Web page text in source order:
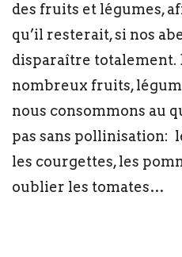
des fruits et légumes,
qu’il resterait, si nos
disparaître totalement.
nombreux fruits,
nous consommons au
pas sans pollinisation:
les courgettes, les
oublier les tomates…